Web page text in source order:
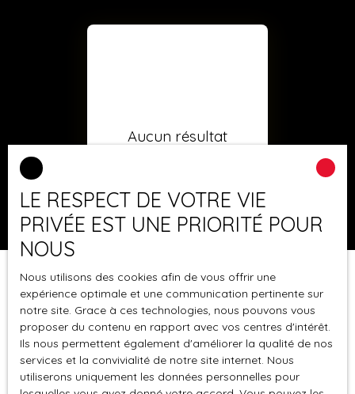
Aucun résultat
LE RESPECT DE VOTRE VIE
PRIVÉE EST UNE PRIORITÉ POUR
NOUS
Nous utilisons des cookies afin de vous offrir une
expérience optimale et une communication pertinente sur
notre site. Grace à ces technologies, nous pouvons vous
proposer du contenu en rapport avec vos centres d'intérêt.
Ils nous permettent également d'améliorer la qualité de nos
services et la convivialité de notre site internet. Nous
utiliserons uniquement les données personnelles pour